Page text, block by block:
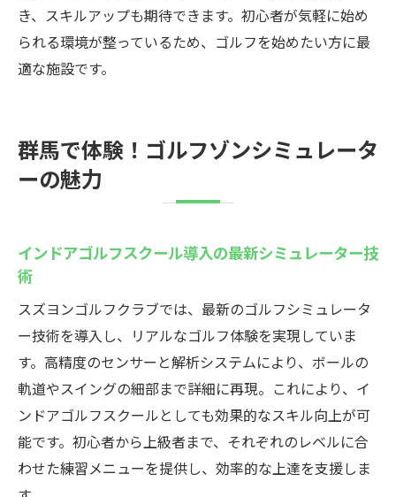
き、スキルアップも期待できます。初心者が気軽に始め
られる環境が整っているため、ゴルフを始めたい方に最
適な施設です。
群馬で体験！ゴルフゾンシミュレータ
ーの魅力
インドアゴルフスクール導入の最新シミュレーター技
術
スズヨンゴルフクラブでは、最新のゴルフシミュレータ
ー技術を導入し、リアルなゴルフ体験を実現していま
す。高精度のセンサーと解析システムにより、ボールの
軌道やスイングの細部まで詳細に再現。これにより、イ
ンドアゴルフスクールとしても効果的なスキル向上が可
能です。初心者から上級者まで、それぞれのレベルに合
わせた練習メニューを提供し、効率的な上達を支援しま